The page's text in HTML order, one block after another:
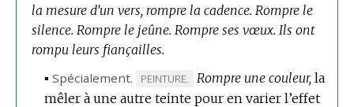
la mesure d’un vers, rompre la cadence. Rompre le
silence. Rompre le jeûne. Rompre ses vœux. Ils ont
rompu leurs fiançailles.
▪ Spécialement.
MARQUE
DE
PEINTURE. Rompre une couleur, la
mêler à une autre teinte pour en varier l’effet